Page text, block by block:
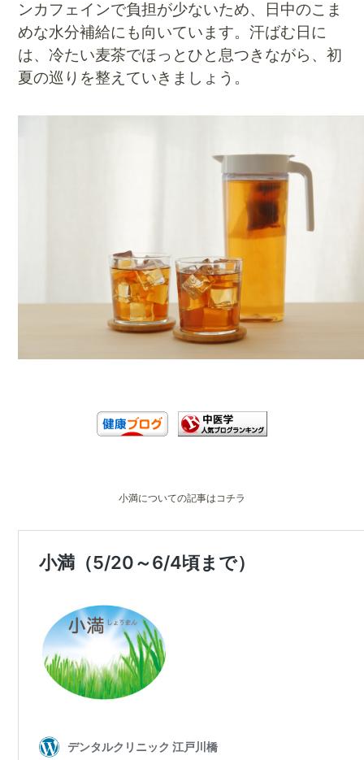
ンカフェインで負担が少ないため、日中のこま
めな水分補給にも向いています。汗ばむ日に
は、冷たい麦茶でほっとひと息つきながら、初
夏の巡りを整えていきましょう。
小満についての記事はコチラ